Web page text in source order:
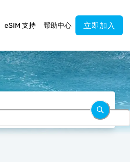
eSIM 支持 帮助中心 立即加入